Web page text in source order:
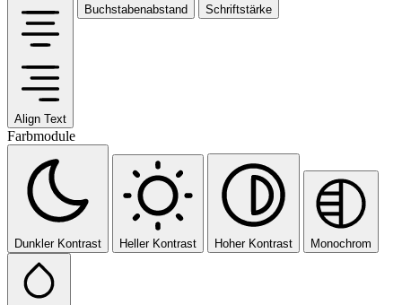
Align Text
Buchstabenabstand Schriftstärke
Farbmodule
Dunkler Kontrast Heller Kontrast Hoher Kontrast Monochrom